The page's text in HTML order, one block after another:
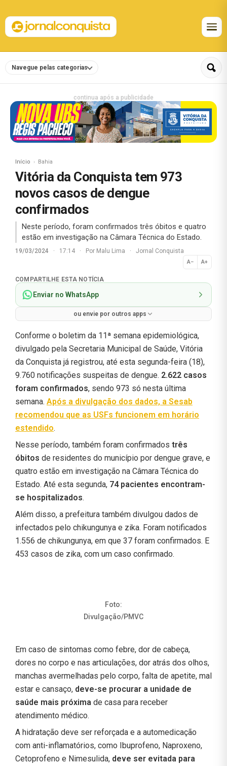
Navegue pelas categorias
continua após a publicidade
Início Bahia
Vitória da Conquista tem 973
novos casos de dengue
confirmados
Neste período, foram confirmados três óbitos e quatro
estão em investigação na Câmara Técnica do Estado.
19/03/2024 · 17:14 · Por Malu Lima · Jornal Conquista
A− A+
Normal
COMPARTILHE ESTA NOTÍCIA
Enviar no WhatsApp
ou envie por outros apps
Conforme o boletim da 11ª semana epidemiológica,
divulgado pela Secretaria Municipal de Saúde, Vitória
da Conquista já registrou, até esta segunda-feira (18),
9.760 notificações suspeitas de dengue. 2.622 casos
foram confirmados, sendo 973 só nesta última
semana. Após a divulgação dos dados, a Sesab
recomendou que as USFs funcionem em horário
estendido.
Nesse período, também foram confirmados três
óbitos de residentes do município por dengue grave, e
quatro estão em investigação na Câmara Técnica do
Estado. Até esta segunda, 74 pacientes encontram-
se hospitalizados.
Além disso, a prefeitura também divulgou dados de
infectados pelo chikungunya e zika. Foram notificados
1.556 de chikungunya, em que 37 foram confirmados. E
453 casos de zika, com um caso confirmado.
Foto:
Divulgação/PMVC
Em caso de sintomas como febre, dor de cabeça,
dores no corpo e nas articulações, dor atrás dos olhos,
manchas avermelhadas pelo corpo, falta de apetite, mal
estar e cansaço, deve-se procurar a unidade de
saúde mais próxima de casa para receber
atendimento médico.
A hidratação deve ser reforçada e a automedicação
com anti-inflamatórios, como Ibuprofeno, Naproxeno,
Cetoprofeno e Nimesulida, deve ser evitada para